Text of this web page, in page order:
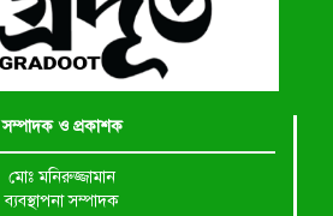
সম্পাদক ও প্রকাশক
মোঃ মনিরুজ্জামান
ব্যবস্থাপনা সম্পাদক